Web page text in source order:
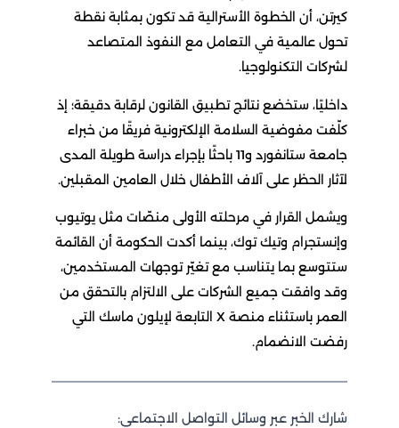
كيرتن، أن الخطوة الأسترالية قد تكون بمثابة نقطة
تحول عالمية في التعامل مع النفوذ المتصاعد
لشركات التكنولوجيا.
داخليًا، ستخضع نتائج تطبيق القانون لرقابة دقيقة؛ إذ
كلّفت مفوضية السلامة الإلكترونية فريقًا من خبراء
جامعة ستانفورد و11 باحثًا بإجراء دراسة طويلة المدى
لآثار الحظر على آلاف الأطفال خلال العامين المقبلين.
ويشمل القرار في مرحلته الأولى منصّات مثل يوتيوب
وإنستجرام وتيك توك، بينما أكدت الحكومة أن القائمة
ستتوسع بما يتناسب مع تغيّر توجهات المستخدمين،
وقد وافقت جميع الشركات على الالتزام بالتحقق من
العمر باستثناء منصة X التابعة لإيلون ماسك التي
رفضت الانضمام.
شارك الخبر عبر وسائل التواصل الاجتماعي: